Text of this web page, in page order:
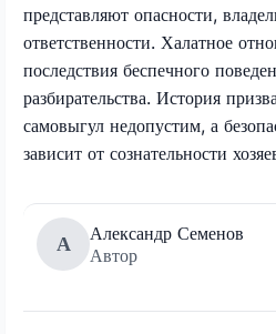
представляют опасности,
ответственности. Халатное
последствия беспечного
разбирательства. История
самовыгул недопустим, а
зависит от сознательности
А
Александр Семенов
Автор